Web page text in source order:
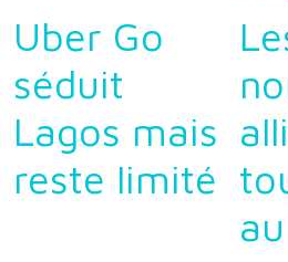
Uber Go
séduit
Lagos mais
reste limité